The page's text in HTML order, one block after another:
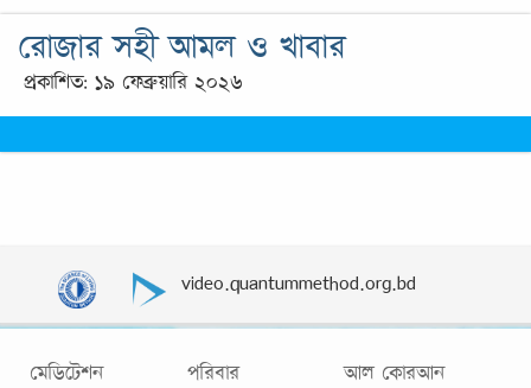
রোজার সহী আমল ও খাবার
প্রকাশিত: ১৯ ফেব্রুয়ারি ২০২৬
video.quantummethod.org.bd
মেডিটেশন
পরিবার
আল কোরআন